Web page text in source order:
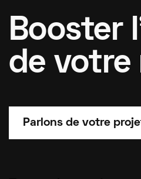
Booster
de votre
Parlons de votre